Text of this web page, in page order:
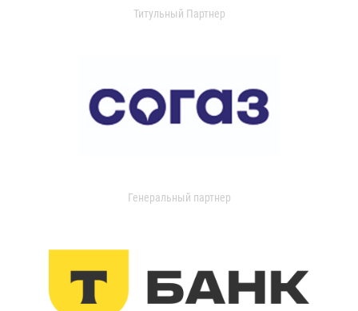
Титульный Партнер
Генеральный партнер